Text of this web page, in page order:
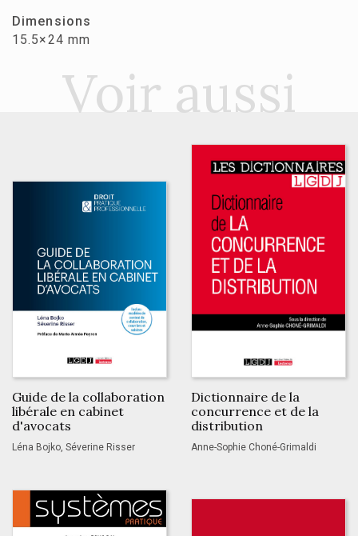
Dimensions
15.5×24 mm
Voir aussi
Guide de la collaboration
libérale en cabinet
d'avocats
Léna Bojko, Séverine Risser
Dictionnaire de la
concurrence et de la
distribution
Anne-Sophie Choné-Grimaldi